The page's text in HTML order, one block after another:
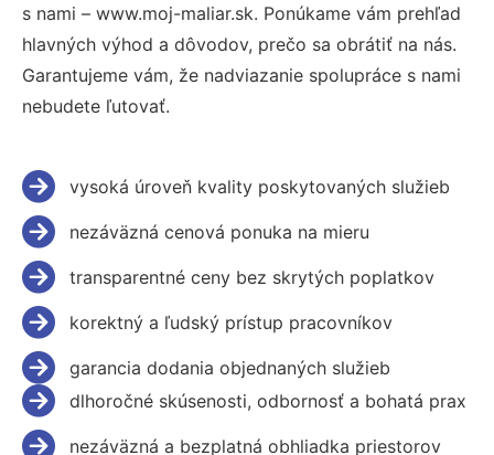
s nami – www.moj-maliar.sk. Ponúkame vám prehľad
hlavných výhod a dôvodov, prečo sa obrátiť na nás.
Garantujeme vám, že nadviazanie spolupráce s nami
nebudete ľutovať.
vysoká úroveň kvality poskytovaných služieb
nezáväzná cenová ponuka na mieru
transparentné ceny bez skrytých poplatkov
korektný a ľudský prístup pracovníkov
garancia dodania objednaných služieb
dlhoročné skúsenosti, odbornosť a bohatá prax
nezáväzná a bezplatná obhliadka priestorov